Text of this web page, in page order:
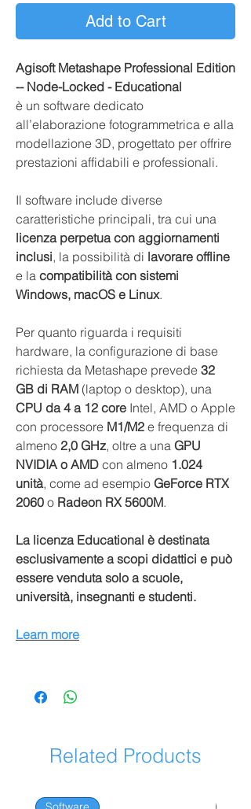
Add to Cart
Agisoft Metashape Professional Edition
-- Node-Locked - Educational
è un software dedicato
all’elaborazione fotogrammetrica e alla
modellazione 3D, progettato per offrire
prestazioni affidabili e professionali.
Il software include diverse
caratteristiche principali, tra cui una
licenza perpetua con aggiornamenti
inclusi, la possibilità di lavorare offline
e la compatibilità con sistemi
Windows, macOS e Linux.
Per quanto riguarda i requisiti
hardware, la configurazione di base
richiesta da Metashape prevede 32
GB di RAM (laptop o desktop), una
CPU da 4 a 12 core Intel, AMD o Apple
con processore M1/M2 e frequenza di
almeno 2,0 GHz, oltre a una GPU
NVIDIA o AMD con almeno 1.024
unità, come ad esempio GeForce RTX
2060 o Radeon RX 5600M.
La licenza Educational è destinata
esclusivamente a scopi didattici e può
essere venduta solo a scuole,
università, insegnanti e studenti.
Learn more
Related Products